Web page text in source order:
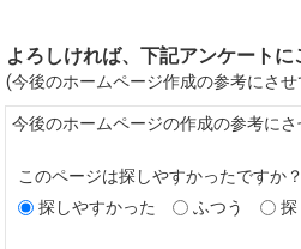
よろしければ、下記アンケートに
(今後のホームページ作成の参考にさせ
今後のホームページの作成の参考にさ
このページは探しやすかったですか
探しやすかった ふつう 探